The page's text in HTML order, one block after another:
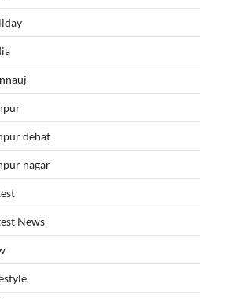
dehat
nagar
News